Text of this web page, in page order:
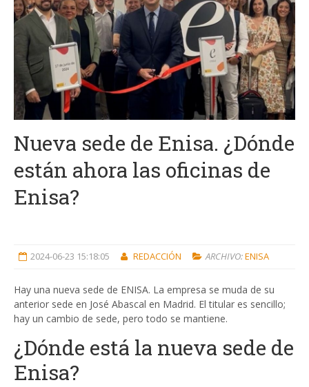
Nueva sede de Enisa. ¿Dónde
están ahora las oficinas de
Enisa?
2024-06-23 15:18:05 REDACCIÓN ARCHIVO:ENISA
Hay una nueva sede de ENISA. La empresa se muda de su
anterior sede en José Abascal en Madrid. El titular es sencillo;
hay un cambio de sede, pero todo se mantiene.
¿Dónde está la nueva sede de
Enisa?